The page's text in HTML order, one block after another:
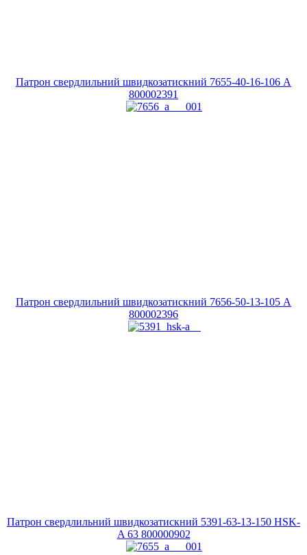
Патрон свердлильний швидкозатискний 7655-40-16-106 A
800002391
Патрон свердлильний швидкозатискний 7656-50-13-105 A
800002396
Патрон свердлильний швидкозатискний 5391-63-13-150 HSK-
A 63 800000902